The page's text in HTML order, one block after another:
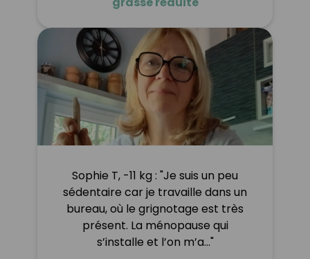
Sophie T, -11 kg : "Je suis un peu
sédentaire car je travaille dans un
bureau, où le grignotage est très
présent. La ménopause qui
s’installe et l’on m’a…"